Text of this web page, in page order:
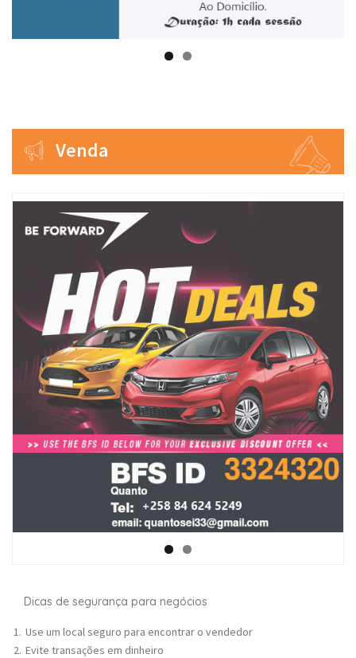
Venda
Dicas de segurança para negócios
Use um local seguro para encontrar o vendedor
Evite transações em dinheiro